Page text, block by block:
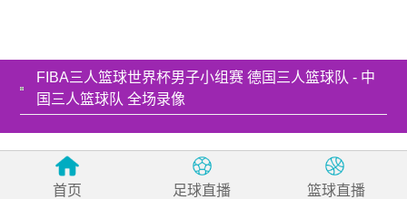
FIBA三人篮球世界杯男子小组赛 德国三人篮球队 - 中
国三人篮球队 全场录像
友情链接： 乌拉圭高清世界杯比赛直播免费看
首页 足球直播 篮球直播